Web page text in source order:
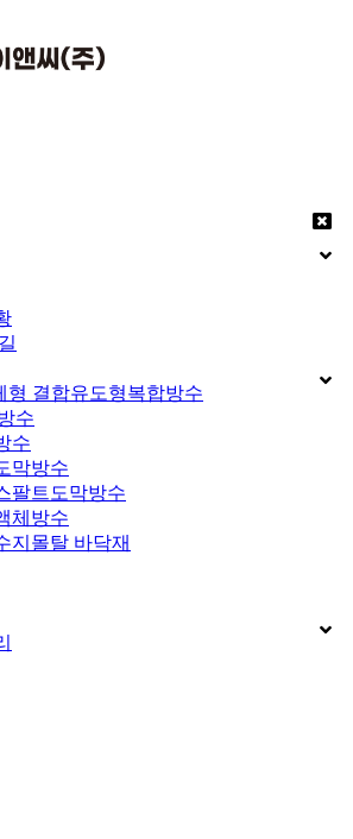
형 결합유도형복합방수
수
수
막방수
팔트도막방수
체방수
지몰탈 바닥재